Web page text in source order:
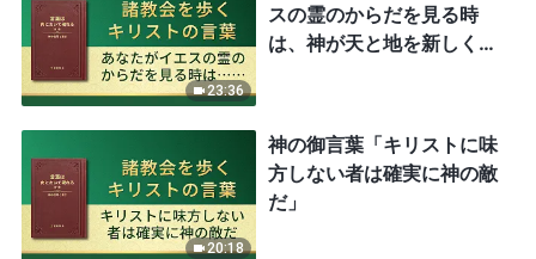
23:36
スの霊のからだを見る時
は、神が天と地を新しくし
20:18
神の御言葉「キリストに味
方しない者は確実に神の敵
だ」